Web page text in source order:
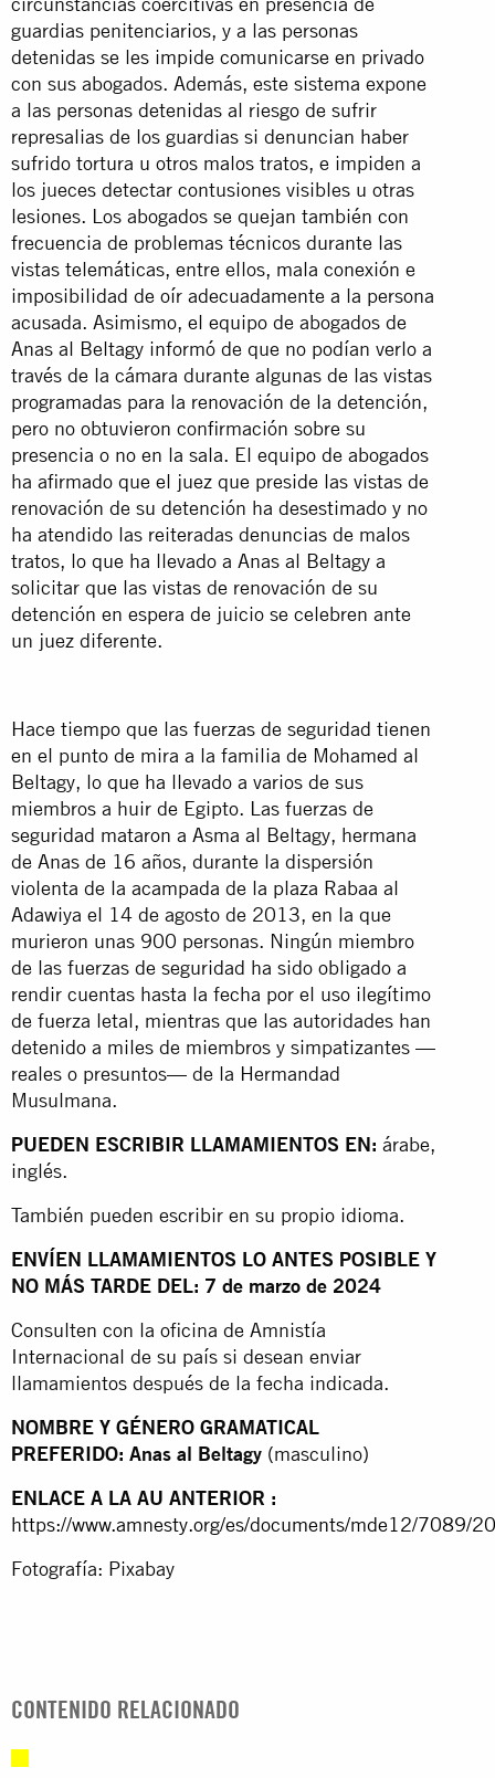
guardias penitenciarios, y a las personas
detenidas se les impide comunicarse en privado
con sus abogados. Además, este sistema expone
a las personas detenidas al riesgo de sufrir
represalias de los guardias si denuncian haber
sufrido tortura u otros malos tratos, e impiden a
los jueces detectar contusiones visibles u otras
lesiones. Los abogados se quejan también con
frecuencia de problemas técnicos durante las
vistas telemáticas, entre ellos, mala conexión e
imposibilidad de oír adecuadamente a la persona
acusada. Asimismo, el equipo de abogados de
Anas al Beltagy informó de que no podían verlo a
través de la cámara durante algunas de las vistas
programadas para la renovación de la detención,
pero no obtuvieron confirmación sobre su
presencia o no en la sala. El equipo de abogados
ha afirmado que el juez que preside las vistas de
renovación de su detención ha desestimado y no
ha atendido las reiteradas denuncias de malos
tratos, lo que ha llevado a Anas al Beltagy a
solicitar que las vistas de renovación de su
detención en espera de juicio se celebren ante
un juez diferente.
Hace tiempo que las fuerzas de seguridad tienen
en el punto de mira a la familia de Mohamed al
Beltagy, lo que ha llevado a varios de sus
miembros a huir de Egipto. Las fuerzas de
seguridad mataron a Asma al Beltagy, hermana
de Anas de 16 años, durante la dispersión
violenta de la acampada de la plaza Rabaa al
Adawiya el 14 de agosto de 2013, en la que
murieron unas 900 personas. Ningún miembro
de las fuerzas de seguridad ha sido obligado a
rendir cuentas hasta la fecha por el uso ilegítimo
de fuerza letal, mientras que las autoridades han
detenido a miles de miembros y simpatizantes —
reales o presuntos— de la Hermandad
Musulmana.
PUEDEN ESCRIBIR LLAMAMIENTOS EN: árabe,
inglés.
También pueden escribir en su propio idioma.
ENVÍEN LLAMAMIENTOS LO ANTES POSIBLE Y
NO MÁS TARDE DEL: 7 de marzo de 2024
Consulten con la oficina de Amnistía
Internacional de su país si desean enviar
llamamientos después de la fecha indicada.
NOMBRE Y GÉNERO GRAMATICAL
PREFERIDO: Anas al Beltagy (masculino)
ENLACE A LA AU ANTERIOR :
https://www.amnesty.org/es/documents/mde12/7089/
Fotografía: Pixabay
CONTENIDO RELACIONADO